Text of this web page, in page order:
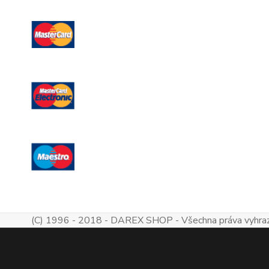
(C) 1996 - 2018 - DAREX SHOP - Všechna práva